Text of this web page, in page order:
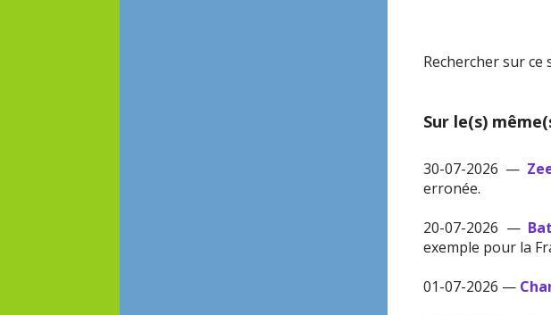
Rechercher sur ce
Sur le(s)
30-07-2026 —
erronée.
20-07-2026 —
exemple pour la
01-07-2026 —